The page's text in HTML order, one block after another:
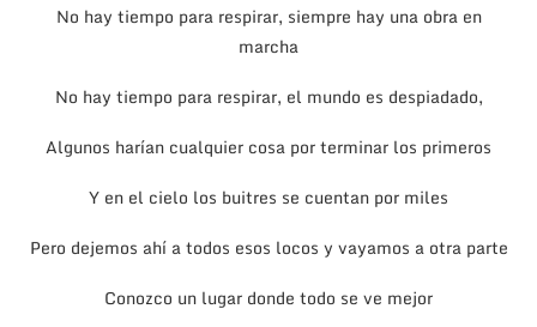
No hay tiempo para respirar, siempre hay una obra en
marcha
No hay tiempo para respirar, el mundo es despiadado,
Algunos harían cualquier cosa por terminar los primeros
Y en el cielo los buitres se cuentan por miles
Pero dejemos ahí a todos esos locos y vayamos a otra parte
Conozco un lugar donde todo se ve mejor